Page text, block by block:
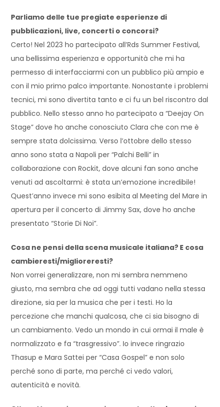
Parliamo delle tue pregiate esperienze di
pubblicazioni, live, concerti o concorsi?
Certo! Nel 2023 ho partecipato all’Rds Summer Festival,
una bellissima esperienza e opportunità che mi ha
permesso di interfacciarmi con un pubblico più ampio e
con il mio primo palco importante. Nonostante i problemi
tecnici, mi sono divertita tanto e ci fu un bel riscontro dal
pubblico. Nello stesso anno ho partecipato a “Deejay On
Stage” dove ho anche conosciuto Clara che con me è
sempre stata dolcissima. Verso l’ottobre dello stesso
anno sono stata a Napoli per “Palchi Belli” in
collaborazione con Rockit, dove alcuni fan sono anche
venuti ad ascoltarmi: è stata un’emozione incredibile!
Quest’anno invece mi sono esibita al Meeting del Mare in
apertura per il concerto di Jimmy Sax, dove ho anche
presentato “Storie Di Noi”.
Cosa ne pensi della scena musicale italiana? E cosa
cambieresti/miglioreresti?
Non vorrei generalizzare, non mi sembra nemmeno
giusto, ma sembra che ad oggi tutti vadano nella stessa
direzione, sia per la musica che per i testi. Ho la
percezione che manchi qualcosa, che ci sia bisogno di
un cambiamento. Vedo un mondo in cui ormai il male è
normalizzato e fa “trasgressivo”. Io invece ringrazio
Thasup e Mara Sattei per “Casa Gospel” e non solo
perché sono di parte, ma perché ci vedo valori,
autenticità e novità.